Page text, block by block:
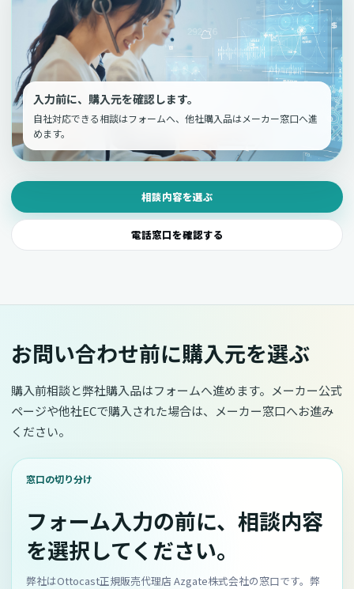
相談内容を選ぶ
電話窓口を確認する
入力前に、購入元を確認します。
自社対応できる相談はフォームへ、他社購入品はメーカー窓口へ進
めます。
お問い合わせ前に購入元を選ぶ
購入前相談と弊社購入品はフォームへ進めます。メーカー公式
ページや他社ECで購入された場合は、メーカー窓口へお進み
ください。
窓口の切り分け
フォーム入力の前に、相談内容
を選択してください。
弊社はOttocast正規販売代理店 Azgate株式会社の窓口です。弊